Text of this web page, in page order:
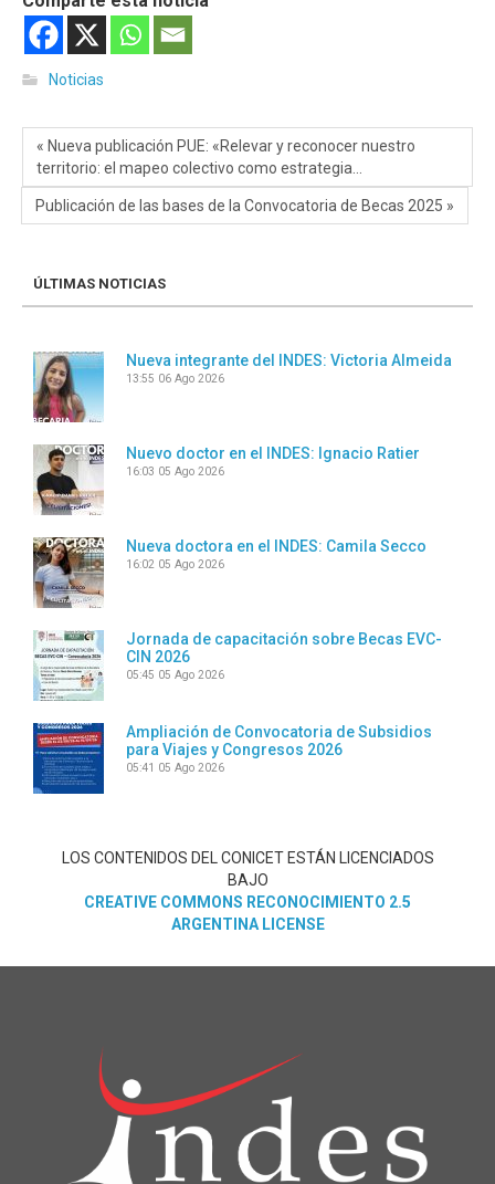
Noticias
« Nueva publicación PUE: «Relevar y reconocer nuestro
territorio: el mapeo colectivo como estrategia…
Publicación de las bases de la Convocatoria de Becas 2025 »
ÚLTIMAS NOTICIAS
Nueva integrante del INDES: Victoria Almeida
13:55 06 Ago 2026
Nuevo doctor en el INDES: Ignacio Ratier
16:03 05 Ago 2026
Nueva doctora en el INDES: Camila Secco
16:02 05 Ago 2026
Jornada de capacitación sobre Becas EVC-
CIN 2026
05:45 05 Ago 2026
Ampliación de Convocatoria de Subsidios
para Viajes y Congresos 2026
05:41 05 Ago 2026
LOS CONTENIDOS DEL CONICET ESTÁN LICENCIADOS
BAJO
CREATIVE COMMONS RECONOCIMIENTO 2.5
ARGENTINA LICENSE